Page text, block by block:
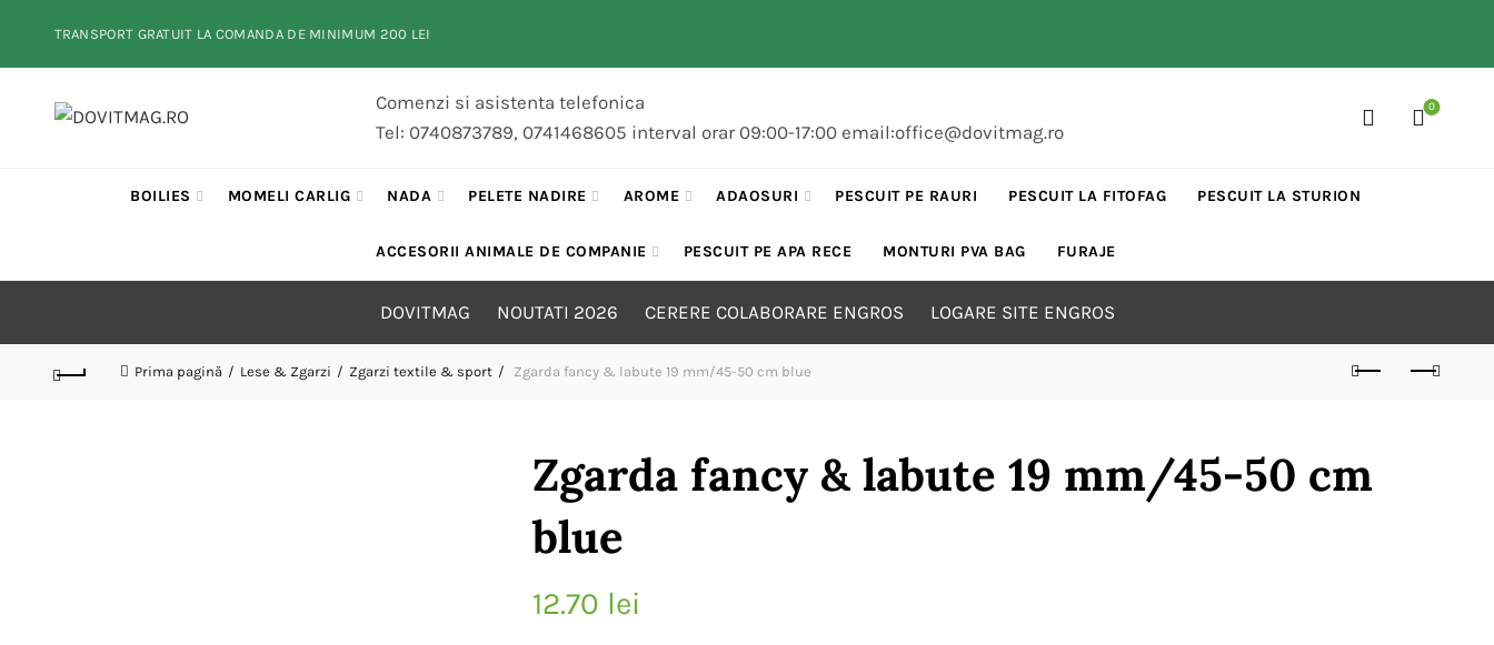
TRANSPORT GRATUIT LA COMANDA DE MINIMUM 200 LEI
Comenzi si asistenta telefonica
Tel: 0740873789, 0741468605 interval orar 09:00-17:00 email:office@dovitmag.ro
0
BOILIES MOMELI CARLIG NADA PELETE NADIRE AROME ADAOSURI PESCUIT PE RAURI PESCUIT LA FITOFAG PESCUIT LA STURION
ACCESORII ANIMALE DE COMPANIE PESCUIT PE APA RECE MONTURI PVA BAG FURAJE
DOVITMAG NOUTATI 2026 CERERE COLABORARE ENGROS LOGARE SITE ENGROS
Prima pagină Lese & Zgarzi Zgarzi textile & sport Zgarda fancy & labute 19 mm/45-50 cm blue
Zgarda fancy & labute 19 mm/45-50 cm
blue
12.70 lei